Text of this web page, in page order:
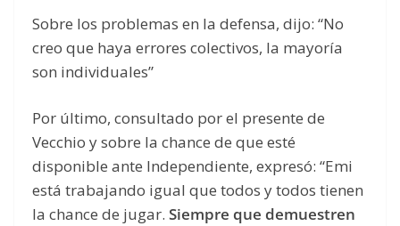
Sobre los problemas en la defensa, dijo: “No
creo que haya errores colectivos, la mayoría
son individuales”
Por último, consultado por el presente de
Vecchio y sobre la chance de que esté
disponible ante Independiente, expresó: “Emi
está trabajando igual que todos y todos tienen
la chance de jugar. Siempre que demuestren